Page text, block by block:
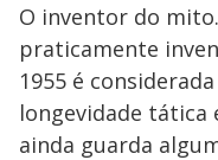
O inventor do
praticamente
1955 é
longevidade tática
ainda guarda